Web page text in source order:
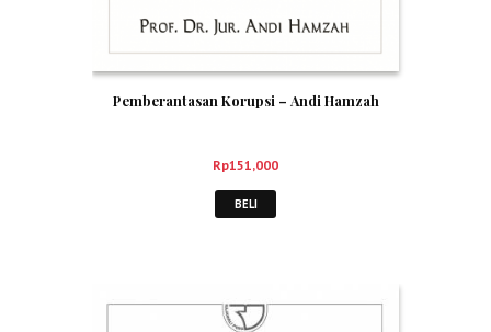
Pemberantasan Korupsi – Andi Hamzah
Rp151,000
BELI